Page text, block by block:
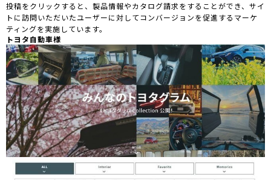
投稿をクリックすると、製品情報やカタログ請求をすることができ、サイ
トに訪問いただいたユーザーに対してコンバージョンを促進するマーケ
ティングを実施しています。
トヨタ自動車様